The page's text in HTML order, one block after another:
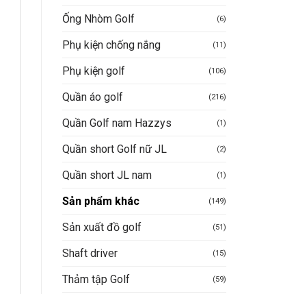
Ống Nhòm Golf (6)
Phụ kiện chống nắng (11)
Phụ kiện golf (106)
Quần áo golf (216)
Quần Golf nam Hazzys (1)
Quần short Golf nữ JL (2)
Quần short JL nam (1)
Sản phẩm khác (149)
Sản xuất đồ golf (51)
Shaft driver (15)
Thảm tập Golf (59)